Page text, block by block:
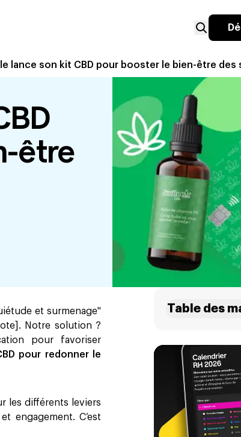
lance son kit CBD pour booster le bien-être des
être
et surmenage"
Notre solution ?
pour favoriser
pour redonner le
les différents leviers
engagement. C’est
Table des